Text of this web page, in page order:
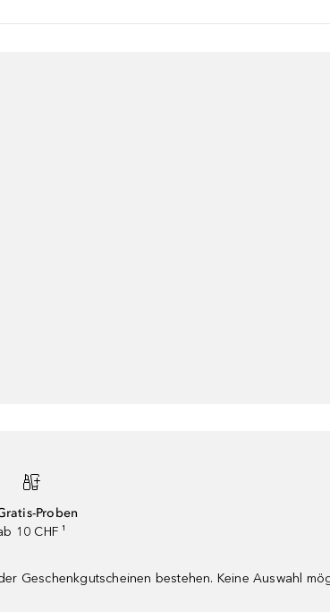
Proben
10 CHF ¹
Geschenkgutscheinen bestehen. Keine Auswahl